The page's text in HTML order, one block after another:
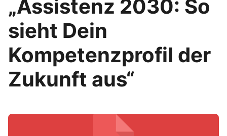
„Assistenz 2030: So
sieht Dein
Kompetenzprofil der
Zukunft aus“